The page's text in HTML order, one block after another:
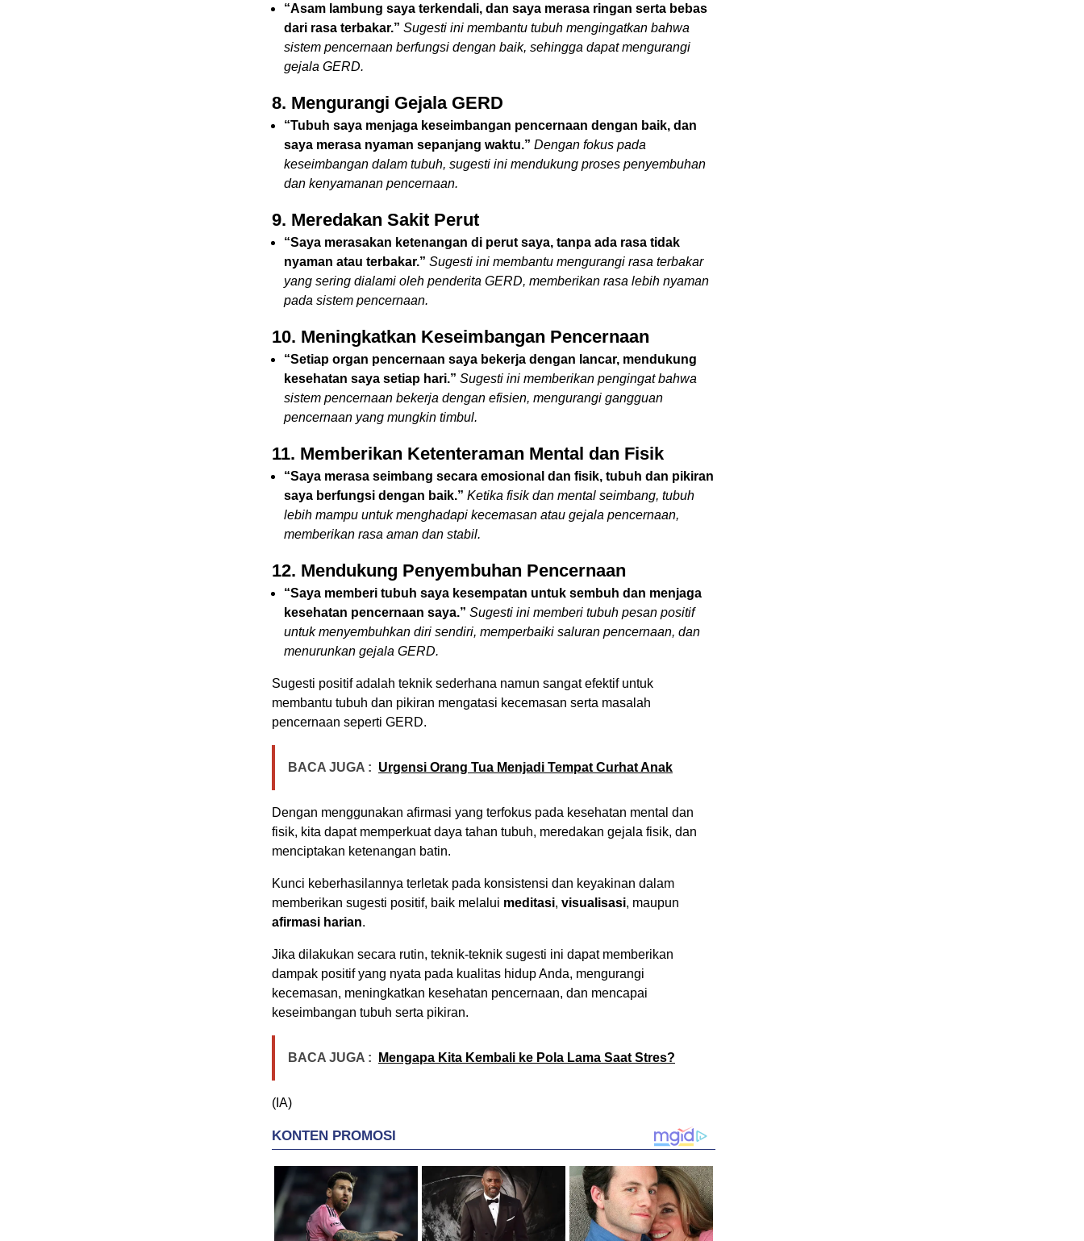
“Asam lambung saya terkendali, dan saya merasa ringan serta bebas
dari rasa terbakar.” Sugesti ini membantu tubuh mengingatkan bahwa
sistem pencernaan berfungsi dengan baik, sehingga dapat mengurangi
gejala GERD.
8. Mengurangi Gejala GERD
“Tubuh saya menjaga keseimbangan pencernaan dengan baik, dan
saya merasa nyaman sepanjang waktu.” Dengan fokus pada
keseimbangan dalam tubuh, sugesti ini mendukung proses penyembuhan
dan kenyamanan pencernaan.
9. Meredakan Sakit Perut
“Saya merasakan ketenangan di perut saya, tanpa ada rasa tidak
nyaman atau terbakar.” Sugesti ini membantu mengurangi rasa terbakar
yang sering dialami oleh penderita GERD, memberikan rasa lebih nyaman
pada sistem pencernaan.
10. Meningkatkan Keseimbangan Pencernaan
“Setiap organ pencernaan saya bekerja dengan lancar, mendukung
kesehatan saya setiap hari.” Sugesti ini memberikan pengingat bahwa
sistem pencernaan bekerja dengan efisien, mengurangi gangguan
pencernaan yang mungkin timbul.
11. Memberikan Ketenteraman Mental dan Fisik
“Saya merasa seimbang secara emosional dan fisik, tubuh dan pikiran
saya berfungsi dengan baik.” Ketika fisik dan mental seimbang, tubuh
lebih mampu untuk menghadapi kecemasan atau gejala pencernaan,
memberikan rasa aman dan stabil.
12. Mendukung Penyembuhan Pencernaan
“Saya memberi tubuh saya kesempatan untuk sembuh dan menjaga
kesehatan pencernaan saya.” Sugesti ini memberi tubuh pesan positif
untuk menyembuhkan diri sendiri, memperbaiki saluran pencernaan, dan
menurunkan gejala GERD.
Sugesti positif adalah teknik sederhana namun sangat efektif untuk
membantu tubuh dan pikiran mengatasi kecemasan serta masalah
pencernaan seperti GERD.
BACA JUGA : Urgensi Orang Tua Menjadi Tempat Curhat Anak
Dengan menggunakan afirmasi yang terfokus pada kesehatan mental dan
fisik, kita dapat memperkuat daya tahan tubuh, meredakan gejala fisik, dan
menciptakan ketenangan batin.
Kunci keberhasilannya terletak pada konsistensi dan keyakinan dalam
memberikan sugesti positif, baik melalui meditasi, visualisasi, maupun
afirmasi harian.
Jika dilakukan secara rutin, teknik-teknik sugesti ini dapat memberikan
dampak positif yang nyata pada kualitas hidup Anda, mengurangi
kecemasan, meningkatkan kesehatan pencernaan, dan mencapai
keseimbangan tubuh serta pikiran.
BACA JUGA : Mengapa Kita Kembali ke Pola Lama Saat Stres?
(IA)